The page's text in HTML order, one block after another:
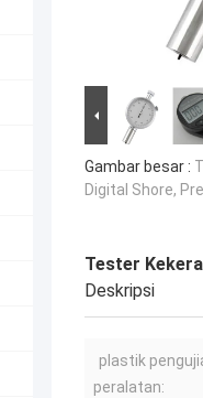
Gambar besar :
Digital Shore,
Tester
Deskripsi
plastik
peralatan: